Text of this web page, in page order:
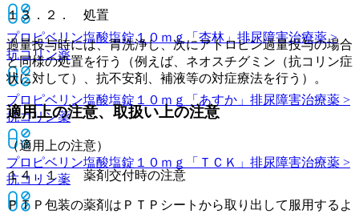
プロピベリン塩酸塩錠１０ｍｇ「杏林」 排尿障害治療薬 >
抗コリン薬
プロピベリン塩酸塩錠１０ｍｇ「あすか」 排尿障害治療薬 >
抗コリン薬
プロピベリン塩酸塩錠１０ｍｇ「ＴＣＫ」 排尿障害治療薬 >
抗コリン薬
１３．２． 処置
過量投与時には、胃洗浄し、次にアトロピン過量投与の場合
と同様の処置を行う（例えば、ネオスチグミン（抗コリン症
状に対して）、抗不安剤、補液等の対症療法を行う）。
適用上の注意、取扱い上の注意
（適用上の注意）
１４．１． 薬剤交付時の注意
ＰＴＰ包装の薬剤はＰＴＰシートから取り出して服用するよ